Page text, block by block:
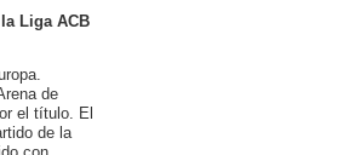
Liga ACB
de
el título. El
de la